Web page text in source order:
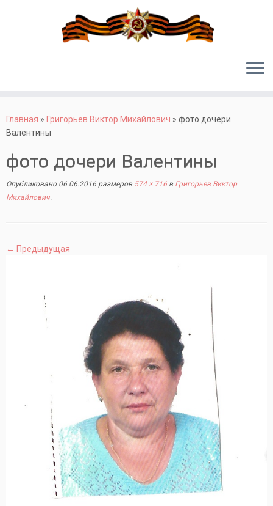
содержимому
Главная » Григорьев Виктор Михайлович » фото дочери
Валентины
фото дочери Валентины
Опубликовано 06.06.2016 размеров 574 × 716 в Григорьев Виктор
Михайлович.
← Предыдущая